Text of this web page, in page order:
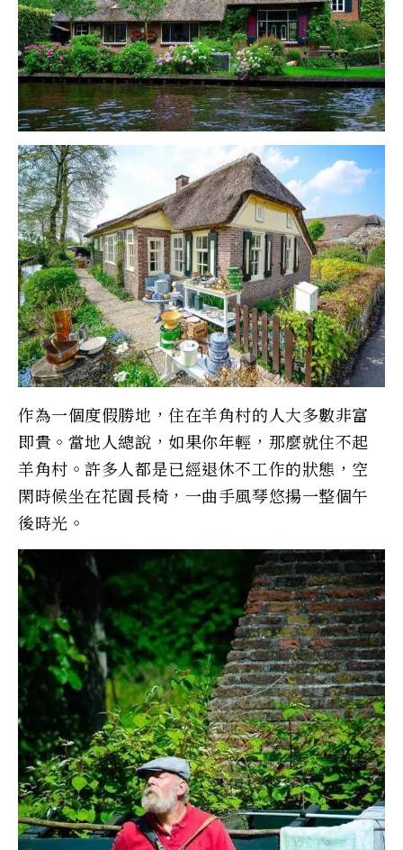
作為一個度假勝地，住在羊角村的人大多數非富
即貴。當地人總說，如果你年輕，那麼就住不起
羊角村。許多人都是已經退休不工作的狀態，空
閑時候坐在花園長椅，一曲手風琴悠揚一整個午
後時光。